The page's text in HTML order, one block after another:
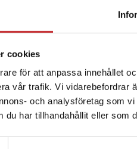
cookies
för att anpassa innehållet
vår trafik. Vi vidarebefordrar
och analysföretag som
du har tillhandahållit eller som
Begränsad
Det verkar som att du
enhet utanför Sverige. Vi
Sverige. För att kunna
leveransadressen vara i